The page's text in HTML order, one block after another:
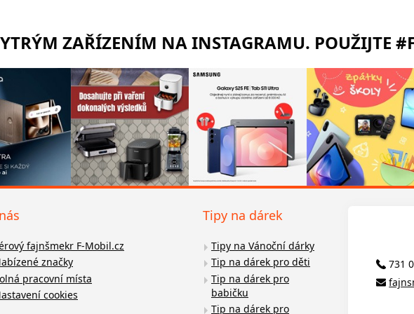
ZAŘÍZENÍM NA INSTAGRAMU. POUŽIJTE
fajnšmekr F-Mobil.cz
značky
pracovní místa
cookies
Tipy na dárek
Tipy na Vánoční dárky
Tip na dárek pro děti
Tip na dárek pro
babičku
Tip na dárek pro
731